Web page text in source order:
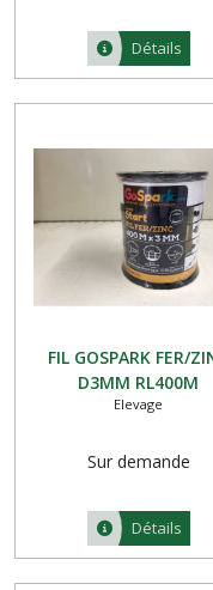
Détails
FIL GOSPARK FER/
D3MM RL400M
Elevage
Sur demande
Détails